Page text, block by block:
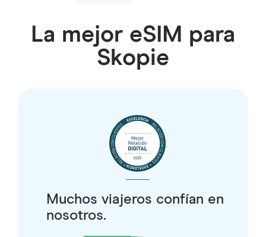
La mejor eSIM para
Skopie
Muchos viajeros confían en
nosotros.